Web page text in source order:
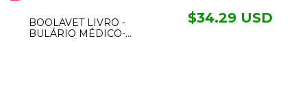
BOOLAVET LIVRO -
BULÁRIO MÉDICO-
ESSENCIAIS PARA
FILHOTES DE CÃES E
$34.29 USD